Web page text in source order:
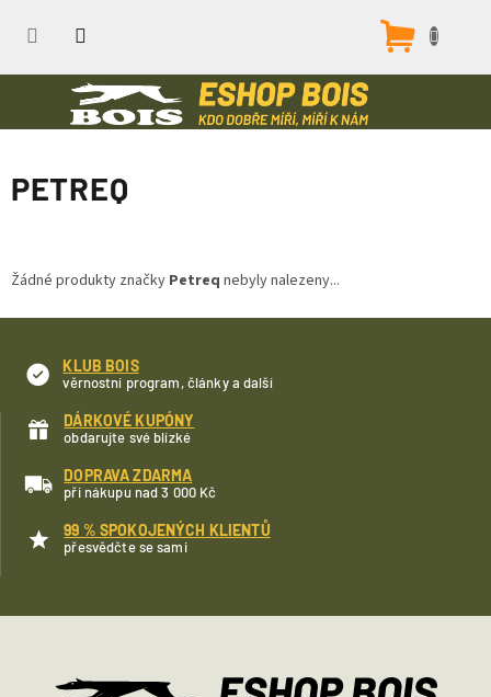
PETREQ
Žádné produkty značky Petreq nebyly nalezeny...
KLUB BOIS
věrnostní program, články a další
DÁRKOVÉ KUPÓNY
obdarujte své blízké
DOPRAVA ZDARMA
při nákupu nad 3 000 Kč
99 % SPOKOJENÝCH KLIENTŮ
přesvědčte se sami